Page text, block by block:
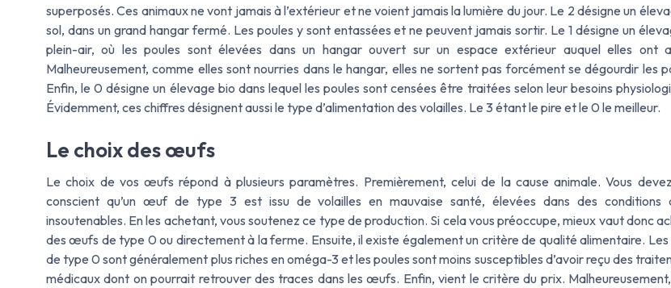
superposés. Ces animaux ne vont jamais à l’extérieur et ne voient jamais la lumière du jour. Le 2 désigne un
sol, dans un grand hangar fermé. Les poules y sont entassées et ne peuvent jamais sortir. Le 1 désigne un
plein-air, où les poules sont élevées dans un hangar ouvert sur un espace extérieur auquel elles ont
Malheureusement, comme elles sont nourries dans le hangar, elles ne sortent pas forcément se dégourdir les
Enfin, le 0 désigne un élevage bio dans lequel les poules sont censées être traitées selon leur besoins
Évidemment, ces chiffres désignent aussi le type d’alimentation des volailles. Le 3 étant le pire et le 0 le meilleur.
Le choix des œufs
Le choix de vos œufs répond à plusieurs paramètres. Premièrement, celui de la cause animale. Vous
conscient qu’un œuf de type 3 est issu de volailles en mauvaise santé, élevées dans des conditions
insoutenables. En les achetant, vous soutenez ce type de production. Si cela vous préoccupe, mieux vaut donc
des œufs de type 0 ou directement à la ferme. Ensuite, il existe également un critère de qualité alimentaire.
de type 0 sont généralement plus riches en oméga-3 et les poules sont moins susceptibles d’avoir reçu des
médicaux dont on pourrait retrouver des traces dans les œufs. Enfin, vient le critère du prix.